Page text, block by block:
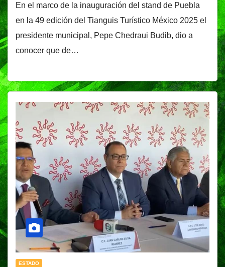
En el marco de la inauguración del stand de Puebla
en la 49 edición del Tianguis Turístico México 2025 el
presidente municipal, Pepe Chedraui Budib, dio a
conocer que de…
ESTADO